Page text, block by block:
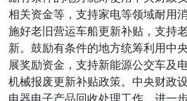
相关资金等，支持家电等领域耐用
施好老旧营运车船更新补贴，支持
新。鼓励有条件的地方统筹利用中
展奖励资金，支持新能源公交车及
机械报废更新补贴政策。中央财政